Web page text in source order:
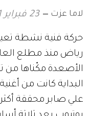
لاما عزت 23 فبراير 2021
حركة فنية نشطة
رياض منذ مطلع
الأصعدة مكّناها من
البداية كانت من